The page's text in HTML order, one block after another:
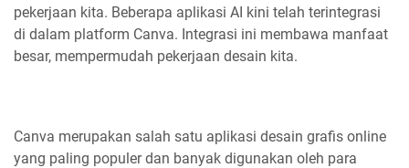
pekerjaan kita. Beberapa aplikasi AI kini telah terintegrasi
di dalam platform Canva. Integrasi ini membawa manfaat
besar, mempermudah pekerjaan desain kita.
Canva merupakan salah satu aplikasi desain grafis online
yang paling populer dan banyak digunakan oleh para